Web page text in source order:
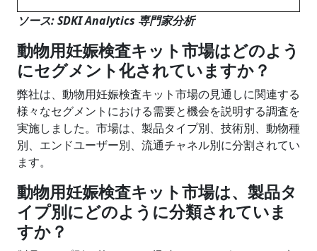
ソース: SDKI Analytics 専門家分析
動物用妊娠検査キット市場はどのよう
にセグメント化されていますか？
弊社は、動物用妊娠検査キット市場の見通しに関連する
様々なセグメントにおける需要と機会を説明する調査を
実施しました。市場は、製品タイプ別、技術別、動物種
別、エンドユーザー別、流通チャネル別に分割されてい
ます。
動物用妊娠検査キット市場は、 製品タ
イプ別にどのように分類されていま
すか？